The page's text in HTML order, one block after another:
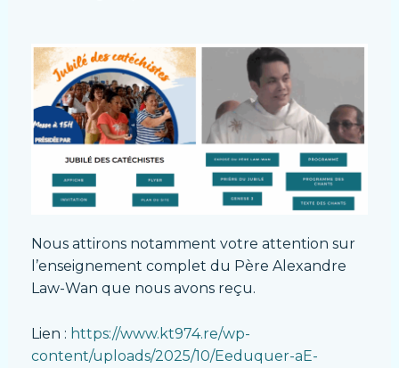
Nous attirons notamment votre attention sur
l’enseignement complet du Père Alexandre
Law-Wan que nous avons reçu.
Lien : https://www.kt974.re/wp-
content/uploads/2025/10/Eeduquer-aE-